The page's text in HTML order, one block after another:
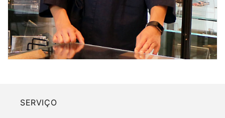
SERVIÇO